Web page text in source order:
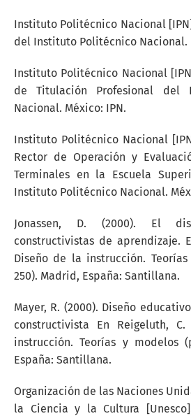
Instituto Politécnico Nacional
del Instituto Politécnico Nacional.
Instituto Politécnico Nacional
de Titulación Profesional del
Nacional. México: IPN.
Instituto Politécnico Nacional
Rector de Operación y
Terminales en la Escuela
Instituto Politécnico Nacional.
Jonassen, D. (2000). El
constructivistas de aprendizaje.
Diseño de la instrucción.
250). Madrid, España: Santillana.
Mayer, R. (2000). Diseño
constructivista En Reigeluth,
instrucción. Teorías y modelos
España: Santillana.
Organización de las Naciones
la Ciencia y la Cultura